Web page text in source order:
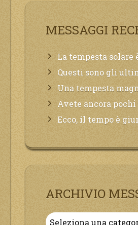
MESSAGGI
La tempesta solare è in atto, questa generazione soffrirà molto, la Terra arderà, l’acqua
Questi sono gli ultimi attimi di vita, chi si vuole
Una tempesta magnetica è in corso, questa generazione patirà. Il black out non
Avete ancora pochi istanti per convertirvi, non perdete tempo, la sciagura arriverà
Ecco, il tempo è giunto all’unione del Padre con il figlio, non
ARCHIVIO
Archivio